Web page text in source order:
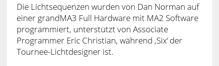
Die Lichtsequenzen wurden von Dan Norman auf
einer grandMA3 Full Hardware mit MA2 Software
programmiert, unterstützt von Associate
Programmer Eric Christian, während ‚Six‘ der
Tournee-Lichtdesigner ist.